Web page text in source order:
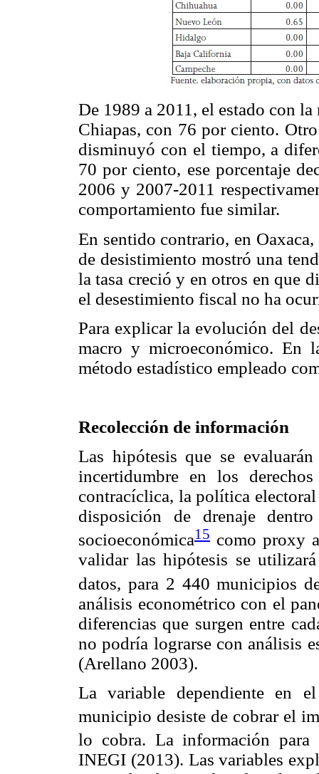
De 1989 a 2011, el estado con
Chiapas, con 76 por ciento.
disminuyó con el tiempo, a
70 por ciento, ese porcentaje
2006 y 2007-2011
comportamiento fue similar.
En sentido contrario, en
de desistimiento mostró una
la tasa creció y en otros en que
el desestimiento fiscal no ha
Para explicar la evolución del
macro y microeconómico. En
método estadístico empleado
Recolección de información
Las hipótesis que se
incertidumbre en los
contracíclica, la política
disposición de drenaje
socioeconómica15 como proxy
validar las hipótesis se
datos, para 2 440 municipios
análisis econométrico con el
diferencias que surgen entre
no podría lograrse con análisis
(Arellano 2003).
La variable dependiente en
municipio desiste de cobrar el
lo cobra. La información
INEGI (2013). Las variables